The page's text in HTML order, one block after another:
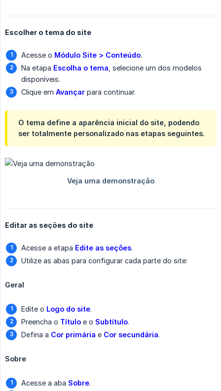
Escolher o tema do site
Acesse o Módulo Site > Conteúdo.
Na etapa Escolha o tema , selecione um dos modelos
disponíveis.
Clique em Avançar para continuar.
O tema define a aparência inicial do site, podendo
ser totalmente personalizado nas etapas seguintes.
Editar as seções do site
Acesse a etapa Edite as seções.
Utilize as abas para configurar cada parte do site:
Geral
Edite o Logo do site.
Preencha o Título e o Subtítulo.
Defina a Cor primária e Cor secundária.
Sobre
Acesse a aba Sobre.